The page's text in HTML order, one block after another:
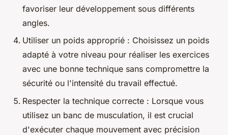
favoriser leur développement sous différents
angles.
Utiliser un poids approprié : Choisissez un poids
adapté à votre niveau pour réaliser les exercices
avec une bonne technique sans compromettre la
sécurité ou l'intensité du travail effectué.
Respecter la technique correcte : Lorsque vous
utilisez un banc de musculation, il est crucial
d'exécuter chaque mouvement avec précision